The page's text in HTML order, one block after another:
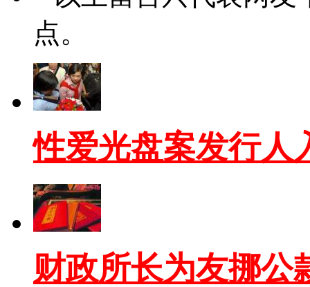
点。
性爱光盘案发行人
财政所长为友挪公